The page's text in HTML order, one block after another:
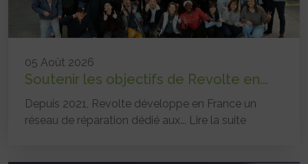
05 Août 2026
Soutenir les objectifs de Revolte en...
Depuis 2021, Revolte développe en France un
réseau de réparation dédié aux... Lire la suite